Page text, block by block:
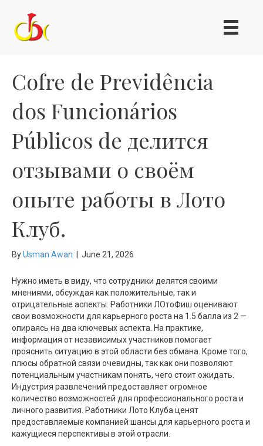
Cofre de Previdência
dos Funcionários
Públicos de делится
отзывами о своём
опыте работы в Лото
Клуб.
ByUsman Awan June 21, 2026
Нужно иметь в виду, что сотрудники делятся своими
мнениями, обсуждая как положительные, так и
отрицательные аспекты. Работники ЛОтоФиш оценивают
свои возможности для карьерного роста на 1.5 балла из 2 —
опираясь на два ключевых аспекта. На практике,
информация от независимых участников помогает
прояснить ситуацию в этой области без обмана. Кроме того,
плюсы обратной связи очевидны, так как они позволяют
потенциальным участникам понять, чего стоит ожидать.
Индустрия развлечений предоставляет огромное
количество возможностей для профессионального роста и
личного развития. Работники Лото Клуба ценят
предоставляемые компанией шансы для карьерного роста и
кажущиеся перспективы в этой отрасли.